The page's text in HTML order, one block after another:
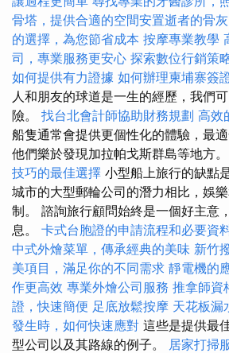
骨塔，提供合適的空間安置逝者的骨灰
的選擇，為您節省成本 按摩專業教學
司，專業服務更安心 探索數位行銷策
如何提供有力證據 如何辦理柬埔寨簽
人和朋友的球道是一生的經歷，我們
險。 找台北會計師協助財務規劃 高效
船隻通常會提供更個性化的體驗，最
他們樂於發現加拉帕戈斯群島等地方。
技巧的最佳選擇 小型船上旅行的缺點
城市的大型郵輪公司的潛力相比，娛
制。 諮詢旅行顧問始終是一個好主意
息。 卡式台胞證的申請流程和必要資
中式外燴菜單，傳承經典的美味 新竹
美項目，滿足你的不同需求 靜電機的
作更高效 專業外燴公司服務 推拿師資
證，快速簡便 足底放鬆按摩 天花板漏
發生時，如何快速應對 這些是提供最
型公司以及其路線的例子。 居家打掃